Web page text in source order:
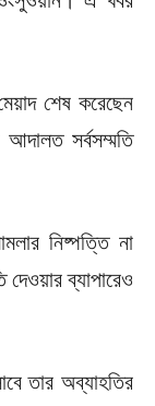
শেষ করেছেন
সর্বসম্মতি
নিষ্পত্তি না
ব্যাপারেও
তার অব্যাহতির